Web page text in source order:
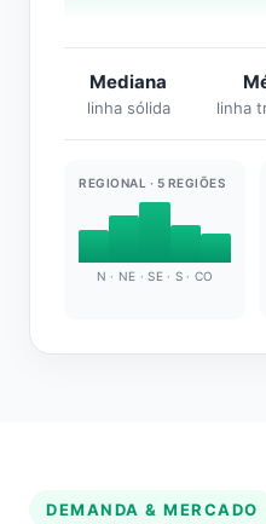
Mediana
linha sólida linha
REGIONAL · 5 REGIÕES
N · NE · SE · S · CO
DEMANDA & MERCADO